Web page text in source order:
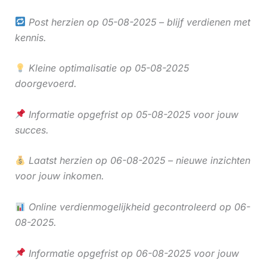
Post herzien op 05-08-2025 – blijf verdienen met
kennis.
Kleine optimalisatie op 05-08-2025
doorgevoerd.
Informatie opgefrist op 05-08-2025 voor jouw
succes.
Laatst herzien op 06-08-2025 – nieuwe inzichten
voor jouw inkomen.
Online verdienmogelijkheid gecontroleerd op 06-
08-2025.
Informatie opgefrist op 06-08-2025 voor jouw